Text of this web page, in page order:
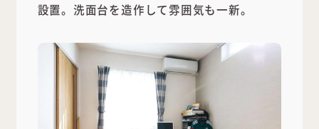
設置。洗面台を造作して雰囲気も一新。